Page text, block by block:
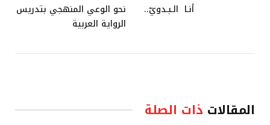
أنـا الـبـدويّ..
نحو الوعي المنهجي بتدريس
الرواية العربية
المقالات ذات الصلة